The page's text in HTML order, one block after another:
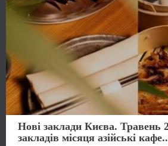
Нові заклади Києва. Травень
закладів місяця азійські